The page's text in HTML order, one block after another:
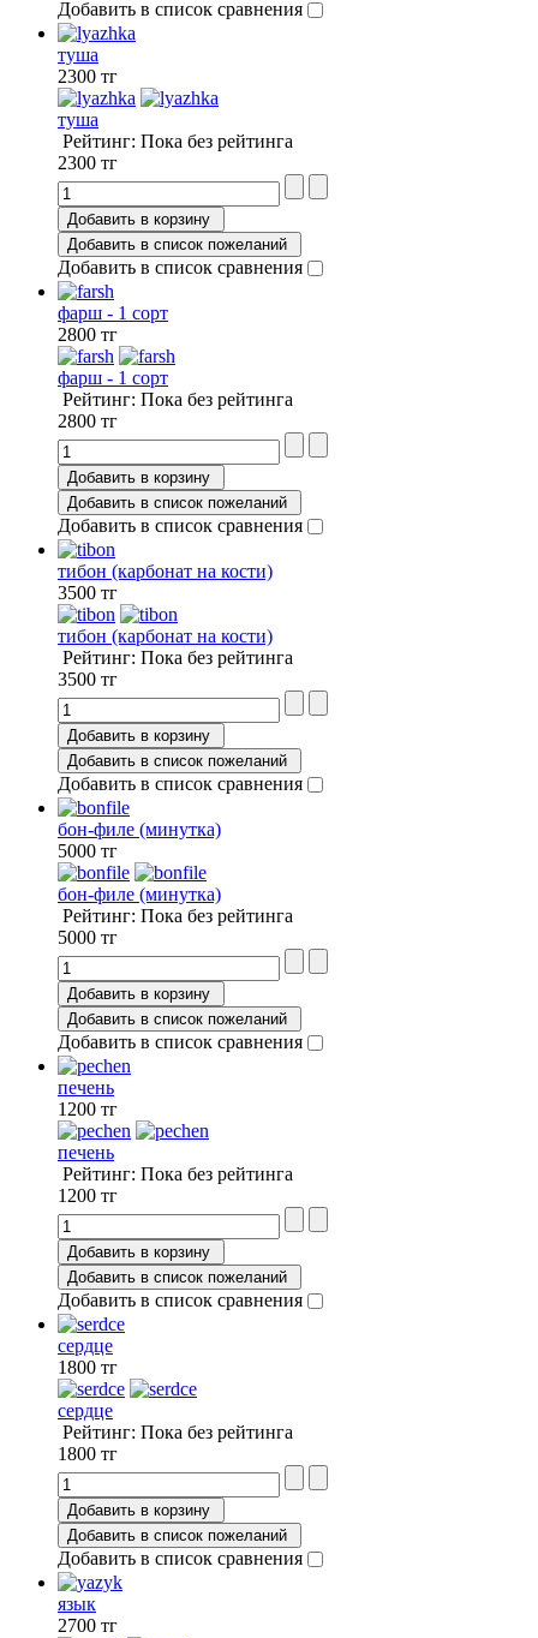
Добавить в список сравнения
туша
2300 тг
туша
Рейтинг: Пока без рейтинга
2300 тг
Добавить в корзину
Добавить в список пожеланий
Добавить в список сравнения
фарш - 1 сорт
2800 тг
фарш - 1 сорт
Рейтинг: Пока без рейтинга
2800 тг
Добавить в корзину
Добавить в список пожеланий
Добавить в список сравнения
тибон (карбонат на кости)
3500 тг
тибон (карбонат на кости)
Рейтинг: Пока без рейтинга
3500 тг
Добавить в корзину
Добавить в список пожеланий
Добавить в список сравнения
бон-филе (минутка)
5000 тг
бон-филе (минутка)
Рейтинг: Пока без рейтинга
5000 тг
Добавить в корзину
Добавить в список пожеланий
Добавить в список сравнения
печень
1200 тг
печень
Рейтинг: Пока без рейтинга
1200 тг
Добавить в корзину
Добавить в список пожеланий
Добавить в список сравнения
сердце
1800 тг
сердце
Рейтинг: Пока без рейтинга
1800 тг
Добавить в корзину
Добавить в список пожеланий
Добавить в список сравнения
язык
2700 тг